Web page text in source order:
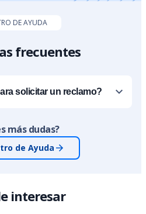
DE AYUDA
frecuentes
solicitar un reclamo?
más dudas?
de Ayuda
interesar